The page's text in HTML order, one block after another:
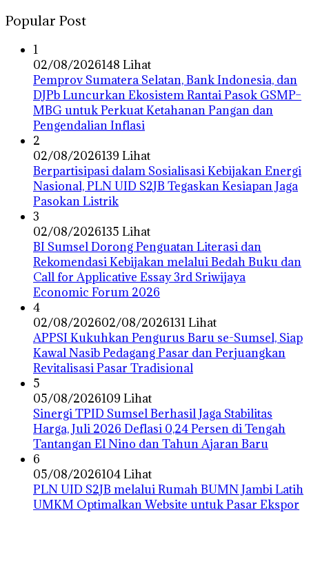
Popular Post
1
02/08/2026148 Lihat
Pemprov Sumatera Selatan, Bank Indonesia, dan
DJPb Luncurkan Ekosistem Rantai Pasok GSMP–
MBG untuk Perkuat Ketahanan Pangan dan
Pengendalian Inflasi
2
02/08/2026139 Lihat
Berpartisipasi dalam Sosialisasi Kebijakan Energi
Nasional, PLN UID S2JB Tegaskan Kesiapan Jaga
Pasokan Listrik
3
02/08/2026135 Lihat
BI Sumsel Dorong Penguatan Literasi dan
Rekomendasi Kebijakan melalui Bedah Buku dan
Call for Applicative Essay 3rd Sriwijaya
Economic Forum 2026
4
02/08/202602/08/2026131 Lihat
APPSI Kukuhkan Pengurus Baru se-Sumsel, Siap
Kawal Nasib Pedagang Pasar dan Perjuangkan
Revitalisasi Pasar Tradisional
5
05/08/2026109 Lihat
Sinergi TPID Sumsel Berhasil Jaga Stabilitas
Harga, Juli 2026 Deflasi 0,24 Persen di Tengah
Tantangan El Nino dan Tahun Ajaran Baru
6
05/08/2026104 Lihat
PLN UID S2JB melalui Rumah BUMN Jambi Latih
UMKM Optimalkan Website untuk Pasar Ekspor